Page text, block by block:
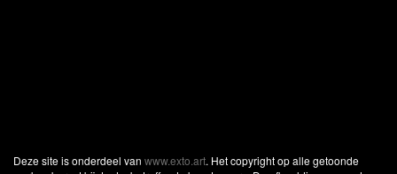
Deze site is onderdeel van www.exto.art. Het copyright op alle getoonde